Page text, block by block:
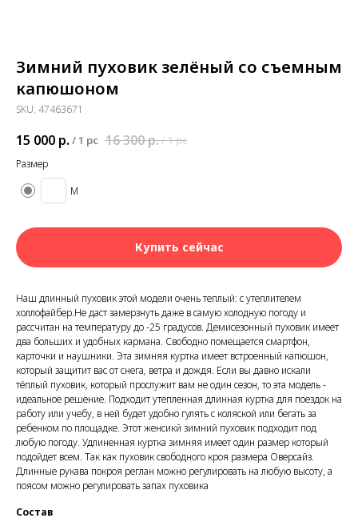
Зимний пуховик зелёный со съемным
капюшоном
SKU: 47463671
15 000 р. /1 pc 16 300р./1 pc
Размер
M
Купить сейчас
Наш длинный пуховик этой модели очень теплый: с утеплителем
холлофайбер.Не даст замерзнуть даже в самую холодную погоду и
рассчитан на температуру до -25 градусов. Демисезонный пуховик имеет
два больших и удобных кармана. Свободно помещается смартфон,
карточки и наушники. Эта зимняя куртка имеет встроенный капюшон,
который защитит вас от снега, ветра и дождя. Если вы давно искали
тёплый пуховик, который прослужит вам не один сезон, то эта модель -
идеальное решение. Подходит утепленная длинная куртка для поездок на
работу или учебу, в ней будет удобно гулять с коляской или бегать за
ребенком по площадке. Этот женсикй зимний пуховик подходит под
любую погоду. Удлиненная куртка зимняя имеет один размер который
подойдет всем. Так как пуховик свободного кроя размера Оверсайз.
Длинные рукава покроя реглан можно регулировать на любую высоту, а
поясом можно регулировать запах пуховика
Состав